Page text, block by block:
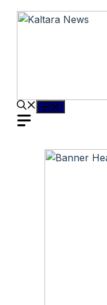
Langsung
Menu